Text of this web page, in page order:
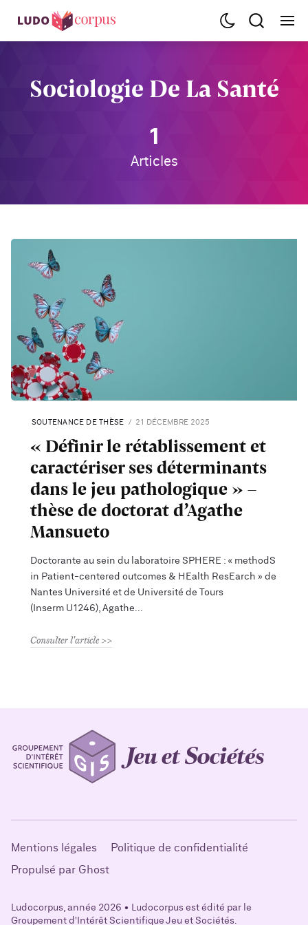
Sociologie De La Santé
1
Articles
SOUTENANCE DE THÈSE 21 DÉCEMBRE 2025
« Définir le rétablissement et
caractériser ses déterminants
dans le jeu pathologique » –
thèse de doctorat d’Agathe
Mansueto
Doctorante au sein du laboratoire SPHERE : « methodS
in Patient-centered outcomes & HEalth ResEarch » de
Nantes Université et de Université de Tours
(Inserm U1246), Agathe
Consulter l'article
Mentions légales
Politique de confidentialité
Propulsé par Ghost
Ludocorpus, année 2026 • Ludocorpus est édité par le
Groupement d'Intérêt Scientifique Jeu et Sociétés.